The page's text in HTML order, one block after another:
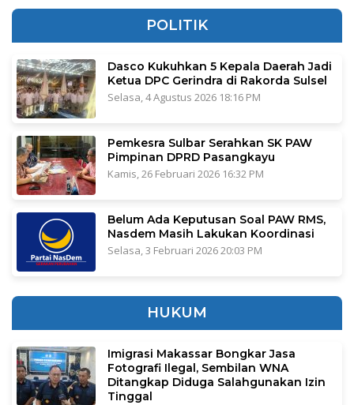
POLITIK
Dasco Kukuhkan 5 Kepala Daerah Jadi
Ketua DPC Gerindra di Rakorda Sulsel
Selasa, 4 Agustus 2026 18:16 PM
Pemkesra Sulbar Serahkan SK PAW
Pimpinan DPRD Pasangkayu
Kamis, 26 Februari 2026 16:32 PM
Belum Ada Keputusan Soal PAW RMS,
Nasdem Masih Lakukan Koordinasi
Selasa, 3 Februari 2026 20:03 PM
HUKUM
Imigrasi Makassar Bongkar Jasa
Fotografi Ilegal, Sembilan WNA
Ditangkap Diduga Salahgunakan Izin
Tinggal